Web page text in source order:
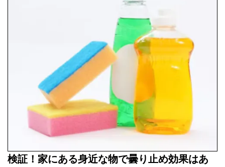
検証！家にある身近な物で曇り止め効果はあ